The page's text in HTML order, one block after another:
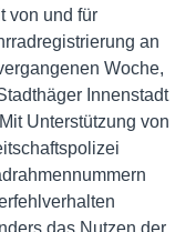
von und für
an
Woche,
Innenstadt
Unterstützung von